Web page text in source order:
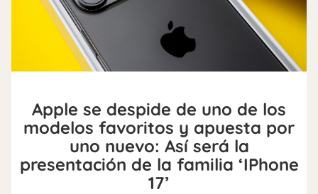
Apple se despide de uno de los
modelos favoritos y apuesta por
uno nuevo: Así será la
presentación de la familia ‘IPhone
17’